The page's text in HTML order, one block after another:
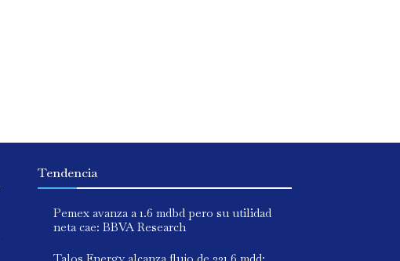
Tendencia
Pemex avanza a 1.6 mdbd pero su utilidad
neta cae: BBVA Research